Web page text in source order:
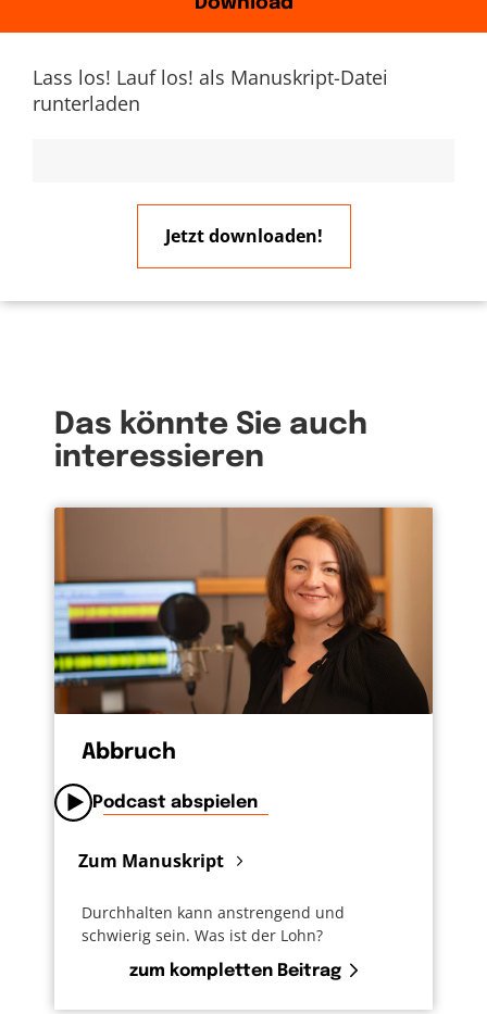
Lass los! Lauf los! als Manuskript-Datei
runterladen
Jetzt downloaden!
Das könnte Sie auch
interessieren
Abbruch
Podcast abspielen
Zum Manuskript
Durchhalten kann anstrengend und
schwierig sein. Was ist der Lohn?
zum kompletten Beitrag